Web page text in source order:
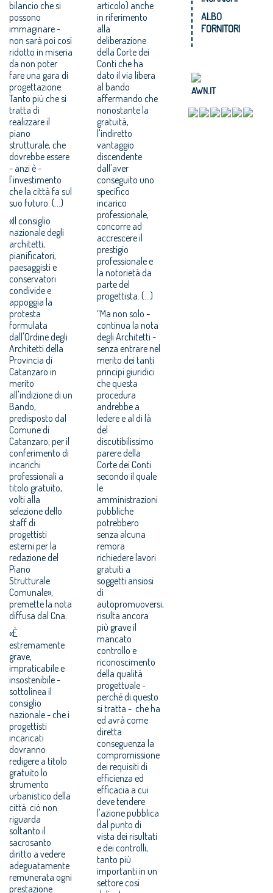
bilancio che si
possono
immaginare -
non sarà poi così
ridotto in miseria
da non poter
fare una gara di
progettazione.
Tanto più che si
tratta di
realizzare il
piano
strutturale, che
dovrebbe essere
- anzi è -
l'investimento
che la città fa sul
suo futuro. (...)
«Il consiglio
nazionale degli
architetti,
pianificatori,
paesaggisti e
conservatori
condivide e
appoggia la
protesta
formulata
dall'Ordine degli
Architetti della
Provincia di
Catanzaro in
merito
all'indizione di un
Bando,
predisposto dal
Comune di
Catanzaro, per il
conferimento di
incarichi
professionali a
titolo gratuito,
volti alla
selezione dello
staff di
progettisti
esterni per la
redazione del
Piano
Strutturale
Comunale»,
premette la nota
diffusa dal Cna.
«È
estremamente
grave,
impraticabile e
insostenibile -
sottolinea il
consiglio
nazionale - che i
progettisti
incaricati
dovranno
redigere a titolo
gratuito lo
strumento
urbanistico della
città: ciò non
riguarda
soltanto il
sacrosanto
diritto a vedere
adeguatamente
remunerata ogni
prestazione
articolo) anche
in riferimento
alla
deliberazione
della Corte dei
Conti che ha
dato il via libera
al bando
affermando che
nonostante la
gratuità,
l'indiretto
vantaggio
discendente
dall'aver
conseguito uno
specifico
incarico
professionale,
concorre ad
accrescere il
prestigio
professionale e
la notorietà da
parte del
progettista. (...)
“Ma non solo -
continua la nota
degli Architetti -
senza entrare nel
merito dei tanti
principi giuridici
che questa
procedura
andrebbe a
ledere e al di là
del
discutibilissimo
parere della
Corte dei Conti
secondo il quale
le
amministrazioni
pubbliche
potrebbero
senza alcuna
remora
richiedere lavori
gratuiti a
soggetti ansiosi
di
autopromuoversi,
risulta ancora
più grave il
mancato
controllo e
riconoscimento
della qualità
progettuale -
perché di questo
si tratta - che ha
ed avrà come
diretta
conseguenza la
compromissione
dei requisiti di
efficienza ed
efficacia a cui
deve tendere
l'azione pubblica
dal punto di
vista dei risultati
e dei controlli,
tanto più
importanti in un
settore così
ALBO
FORNITORI
AWN.IT